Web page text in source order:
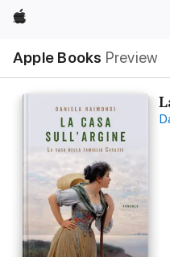
Apple
Apple Books Preview
Nav
Open
Menu